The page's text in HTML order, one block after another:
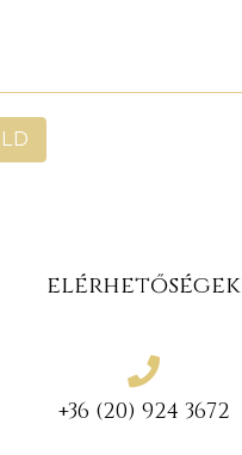
elérhetőségek
+36 (20) 924 3672